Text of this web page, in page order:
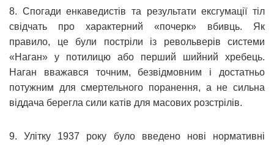
8. Спогади енкаведистів та результати ексгумації тіл
свідчать про характерний «почерк» вбивць. Як
правило, це були постріли із револьверів системи
«Наган» у потилицю або перший шийний хребець.
Наган вважався точним, безвідмовним і достатньо
потужним для смертельного поранення, а не сильна
віддача берегла сили катів для масових розстрілів.
9. Улітку 1937 року було введено нові нормативні